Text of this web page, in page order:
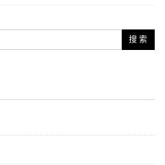
搜 索